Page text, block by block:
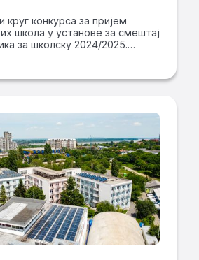
круг конкурса за пријем
школа у установе за смештај
за школску 2024/2025.
је 286 дечака и 278
конкурисали за место у Дому
ПАТРИЈАРХ ПАВЛЕ – Београд
листа девојчице и
као и на огласној табли
интернат.